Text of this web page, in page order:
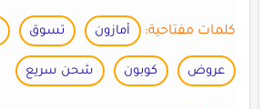
كلمات مفتاحية: أمازون تسوق
عروض كوبون شحن سريع